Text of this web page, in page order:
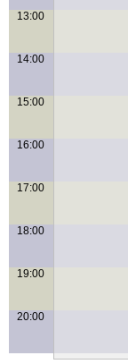
13:00
14:00
15:00
16:00
17:00
18:00
19:00
20:00